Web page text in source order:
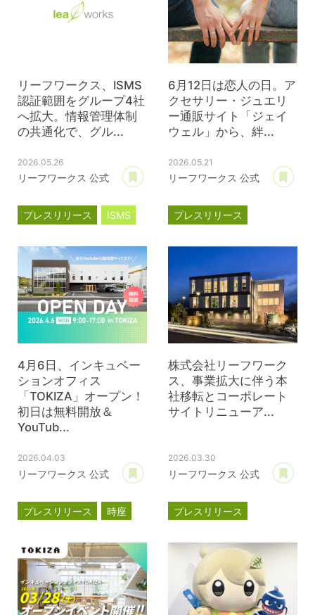
リーフワークス、ISMS
認証範囲をグループ4社
へ拡大。情報管理体制
の共通化で、グル...
2026.05.26
リーフワークス 公式
あとで読む
プレスリリース ISMS
6月12日は恋人の日。ア
クセサリー・ジュエリ
ー通販サイト「ジェイ
ウェル」から、絆...
2026.05.21
リーフワークス 公式
プレスリリース
4月6日、インキュベー
ションオフィス
「TOKIZA」オープン！
初日は無料開放＆
YouTub...
2026.04.03
リーフワークス 公式
あとで読む
プレスリリース
時座
インキュベーション
株式会社リーフワーク
ス、事業拡大に伴う本
社移転とコーポレート
サイトリニューア...
2026.03.30
リーフワークス 公式
プレスリリース